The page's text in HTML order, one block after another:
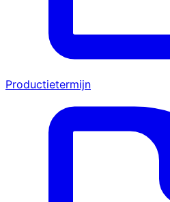
Productietermijn